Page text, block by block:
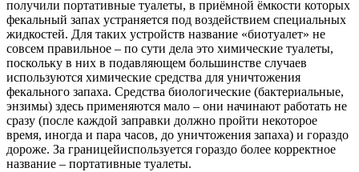
получили портативные туалеты, в приёмной ёмкости которых
фекальный запах устраняется под воздействием специальных
жидкостей. Для таких устройств название «биотуалет» не
совсем правильное – по сути дела это химические туалеты,
поскольку в них в подавляющем большинстве случаев
используются химические средства для уничтожения
фекального запаха. Средства биологические (бактериальные,
энзимы) здесь применяются мало – они начинают работать не
сразу (после каждой заправки должно пройти некоторое
время, иногда и пара часов, до уничтожения запаха) и гораздо
дороже. За границейиспользуется гораздо более корректное
название – портативные туалеты.